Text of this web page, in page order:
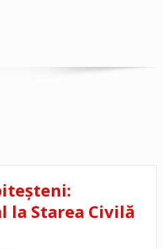
la Starea Civilă